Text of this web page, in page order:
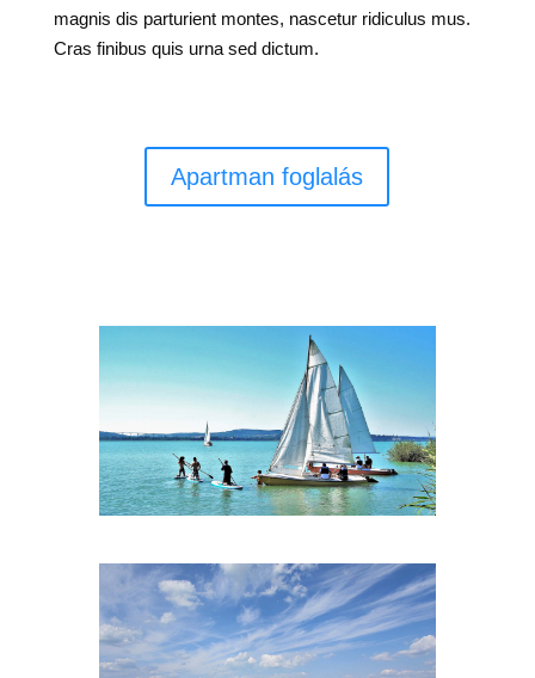
magnis dis parturient montes, nascetur ridiculus mus.
Cras finibus quis urna sed dictum.
Apartman foglalás